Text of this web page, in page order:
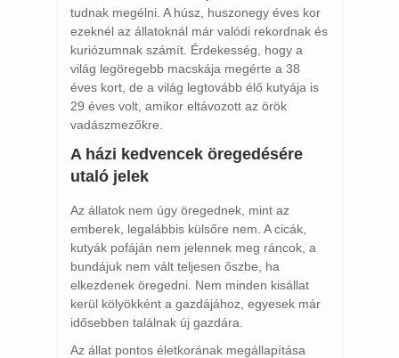
tudnak megélni. A húsz, huszonegy éves kor
ezeknél az állatoknál már valódi rekordnak és
kuriózumnak számít. Érdekesség, hogy a
világ legöregebb macskája megérte a 38
éves kort, de a világ legtovább élő kutyája is
29 éves volt, amikor eltávozott az örök
vadászmezőkre.
A házi kedvencek öregedésére
utaló jelek
Az állatok nem úgy öregednek, mint az
emberek, legalábbis külsőre nem. A cicák,
kutyák pofáján nem jelennek meg ráncok, a
bundájuk nem vált teljesen őszbe, ha
elkezdenek öregedni. Nem minden kisállat
kerül kölyökként a gazdájához, egyesek már
idősebben találnak új gazdára.
Az állat pontos életkorának megállapítása